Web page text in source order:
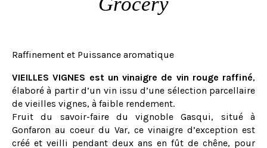
Raffinement et Puissance aromatique
VIEILLES VIGNES est un vinaigre de vin rouge raffiné,
élaboré à partir d’un vin issu d’une sélection parcellaire
de vieilles vignes, à faible rendement.
Fruit du savoir-faire du vignoble Gasqui, situé à
Gonfaron au coeur du Var, ce vinaigre d’exception est
créé et veilli pendant deux ans en fût de chêne, pour